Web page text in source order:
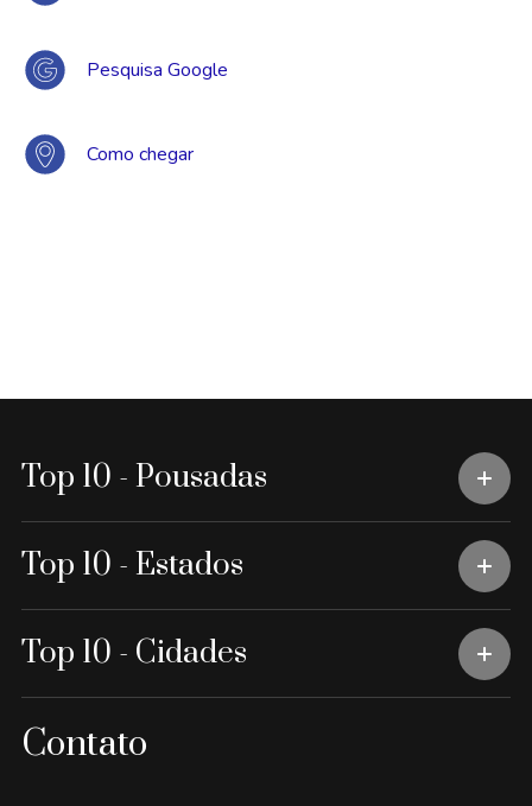
Pesquisa Google
Como chegar
Top 10 - Pousadas
Top 10 - Estados
Top 10 - Cidades
Contato